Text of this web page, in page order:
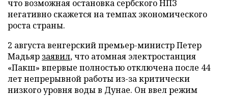
что возможная остановка сербского НПЗ
негативно скажется на темпах экономического
роста страны.
2 августа венгерский премьер-министр Петер
Мадьяр заявил, что атомная электростанция
«Пакш» впервые полностью отключена после 44
лет непрерывной работы из-за критически
низкого уровня воды в Дунае. Он ввел режим